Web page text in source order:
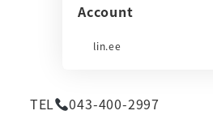
Account
lin.ee
TEL 043-400-2997